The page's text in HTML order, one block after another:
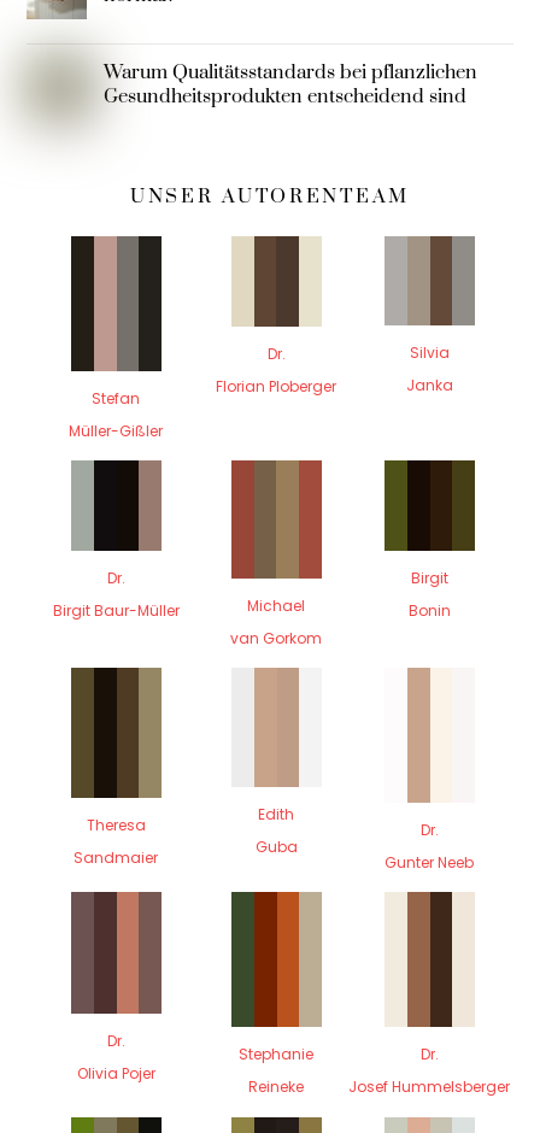
Warum Qualitätsstandards bei pflanzlichen
Gesundheitsprodukten entscheidend sind
UNSER AUTORENTEAM
Stefan
Müller-Gißler
Dr.
Florian Ploberger
Silvia
Janka
Dr.
Birgit Baur-Müller
Michael
van Gorkom
Birgit
Bonin
Theresa
Sandmaier
Edith
Guba
Dr.
Gunter Neeb
Dr.
Olivia Pojer
Stephanie
Reineke
Dr.
Josef Hummelsberger